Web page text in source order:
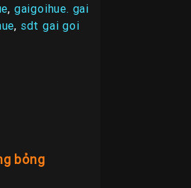
, gaigoihue. gai
, sdt gai goi
bỏng